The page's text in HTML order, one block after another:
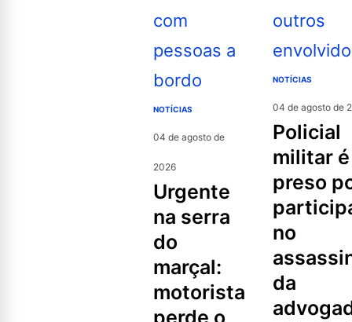
NOTÍCIAS
04 de agosto de
2026
urgente
na serra
do
marçal:
motorista
perde o
NOTÍCIAS
04 de agosto de
policial
militar é
preso
no
da